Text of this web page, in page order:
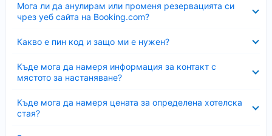
Мога ли да анулирам или променя резервацията си
чрез уеб сайта на Booking.com?
Какво е пин код и защо ми е нужен?
Къде мога да намеря информация за контакт с
мястото за настаняване?
Къде мога да намеря цената за определена хотелска
стая?